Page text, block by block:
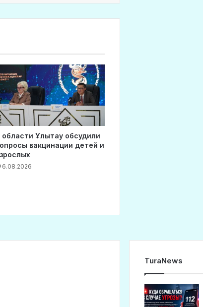
области Ұлытау обсудили
вакцинации детей и
6.08.2026